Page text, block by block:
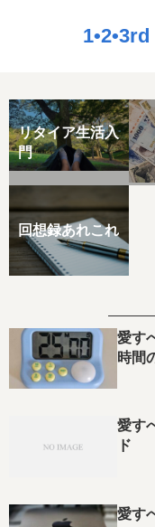
リタイア生活入
門
回想録あれこれ
愛す
時間
愛す
ド
愛す